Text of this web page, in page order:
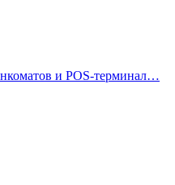
и POS-терминал…